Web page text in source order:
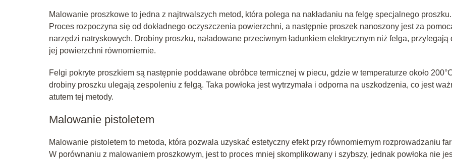
Malowanie proszkowe to jedna z najtrwalszych metod, która polega na nakładaniu na felgę specjalnego proszku.
Proces rozpoczyna się od dokładnego oczyszczenia powierzchni, a następnie proszek nanoszony jest za
narzędzi natryskowych. Drobiny proszku, naładowane przeciwnym ładunkiem elektrycznym niż felga, przylegają
jej powierzchni równomiernie.
Felgi pokryte proszkiem są następnie poddawane obróbce termicznej w piecu, gdzie w temperaturze około
drobiny proszku ulegają zespoleniu z felgą. Taka powłoka jest wytrzymała i odporna na uszkodzenia, co jest
atutem tej metody.
Malowanie pistoletem
Malowanie pistoletem to metoda, która pozwala uzyskać estetyczny efekt przy równomiernym rozprowadzaniu
W porównaniu z malowaniem proszkowym, jest to proces mniej skomplikowany i szybszy, jednak powłoka nie